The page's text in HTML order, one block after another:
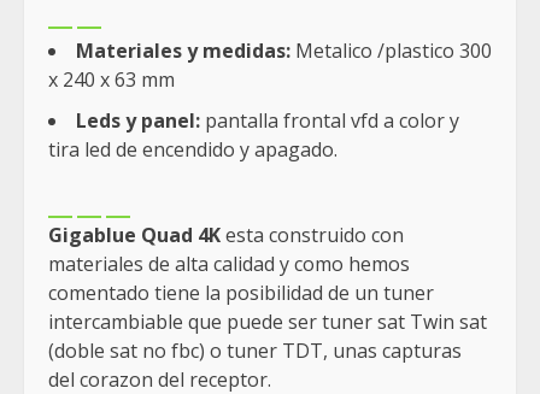
Materiales y medidas: Metalico /plastico 300
x 240 x 63 mm
Leds y panel: pantalla frontal vfd a color y
tira led de encendido y apagado.
Gigablue Quad 4Kesta construido con
materiales de alta calidad y como hemos
comentado tiene la posibilidad de un tuner
intercambiable que puede ser tuner sat Twin sat
(doble sat no fbc) o tuner TDT, unas capturas
del corazon del receptor.